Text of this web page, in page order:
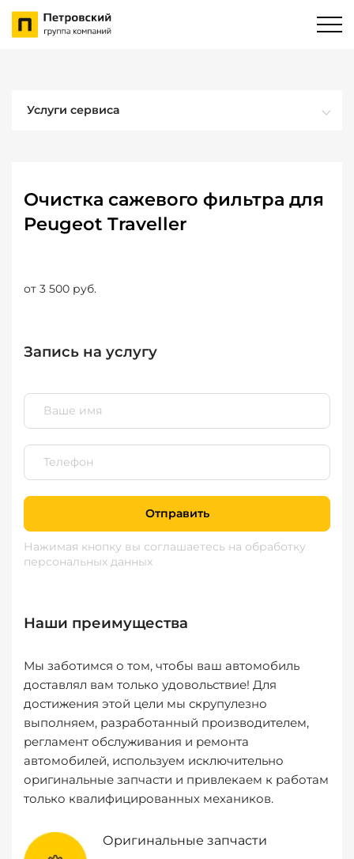
Услуги сервиса
Очистка сажевого фильтра для
Peugeot Traveller
от 3 500 руб.
Запись на услугу
Отправить
Нажимая кнопку вы соглашаетесь на обработку
персональных данных
Наши преимущества
Мы заботимся о том, чтобы ваш автомобиль
доставлял вам только удовольствие! Для
достижения этой цели мы скрупулезно
выполняем, разработанный производителем,
регламент обслуживания и ремонта
автомобилей, используем исключительно
оригинальные запчасти и привлекаем к работам
только квалифицированных механиков.
Оригинальные запчасти